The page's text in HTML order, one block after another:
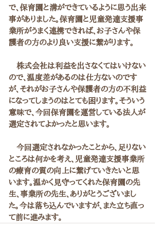
で、保育園と溝ができているように思う出来
事がありました。保育園と児童発達支援事
業所がうまく連携できれば、お子さんや保
護者の方のより良い支援に繋がります。
株式会社は利益を出さなくてはいけない
ので、温度差があるのは仕方ないのです
が、それがお子さんや保護者の方の不利益
になってしまうのはとても困ります。そういう
意味で、今回保育園を運営している法人が
選定されてよかったと思います。
今回選定されなかったことから、足りない
ところは何かを考え、児童発達支援事業所
の療育の質の向上に繋げていきたいと思
います。温かく見守ってくれた保育園の先
生、事業所の先生、ありがとうございまし
た。今は落ち込んでいますが、また立ち直っ
て前に進みます。